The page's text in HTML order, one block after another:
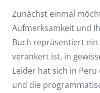
Zunächst einmal
Aufmerksamkeit und
Buch repräsentiert
verankert ist, in
Leider hat sich in
und die